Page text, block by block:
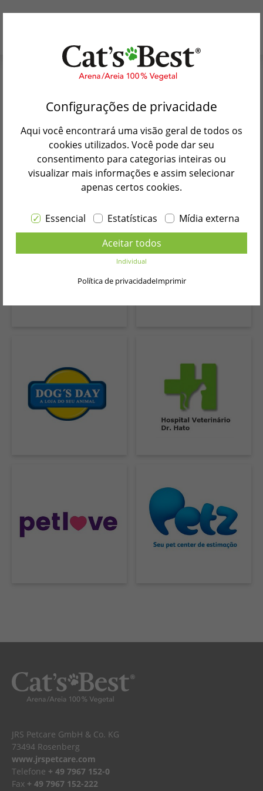
Porque Cat’s Best
Nossos produtos
Mundo dos gatos
Procure uma loja
Selecionar o idioma
PORTUGUÊS BRASIL
FRANÇAIS
ITALIANO
POLSKI
ČEŠTINA
ESPAÑOL, MÉXICO
Rápido e fácil:Todos os
revendedores a um clique
Revendedores de Cat’s Best
JRS Petcare GmbH & Co. KG
73494 Rosenberg
www.jrspetcare.com
Telefone + 49 7967 152-0
Fax + 49 7967 152-222
Configurações de privacidade
Aqui você encontrará uma visão geral de todos os
cookies utilizados. Você pode dar seu
consentimento para categorias inteiras ou
visualizar mais informações e assim selecionar
apenas certos cookies.
Essencial Estatísticas
Mídia externa
Aceitar todos
Individual
Política de privacidadeImprimir